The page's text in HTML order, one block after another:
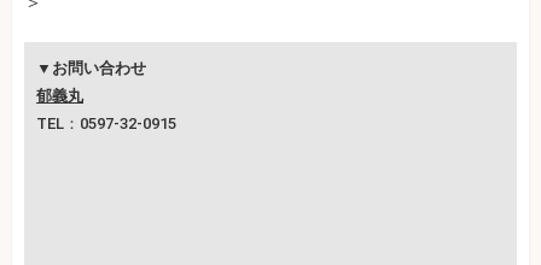
▼お問い合わせ
郁義丸
TEL：0597-32-0915